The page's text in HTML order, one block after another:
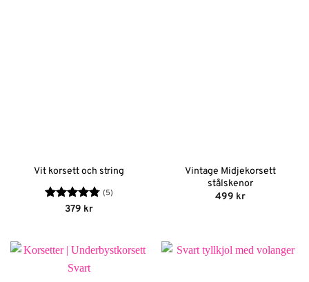
Vit korsett och string
Betygsatt
(5)
379 kr
Vintage Midjekorsett
stålskenor
499 kr